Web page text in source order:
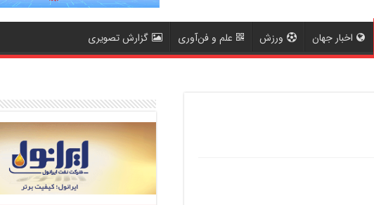
اخبار جهان ورزش علم و فن‌آوری گزارش تصویری